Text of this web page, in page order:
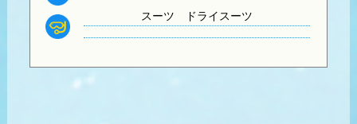
スーツ ドライスーツ